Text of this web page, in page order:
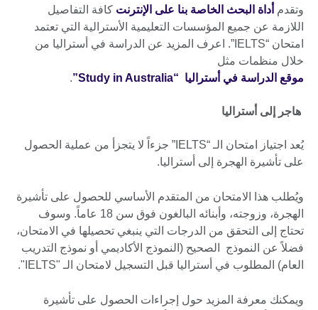
وتقدم أداة البحث الخاصة بنا على الإنترنت كافة التفاصيل
اللازمة عن جميع المؤسسات التعليمية الأسترالية التي تعتمد
امتحان “IELTS”. اعرف المزيد عن الدراسة في أستراليا من
خلال منظمات مثل
موقع الدراسة في أستراليا “Study in Australia”
.
هاجر إلى أستراليا
يُعد اجتياز امتحان الـ “IELTS” جزءاً لا يتجزأ من عملية الحصول
على تأشيرة الهجرة إلى أستراليا.
ويُطلب هذا الامتحان من المتقدم الأساسي للحصول على تأشيرة
الهجرة، وزوجته، وأبنائه البالغون فوق سن 18 عاماً. وسوف
تحتاج إلى التحقق من الدرجات التي ينبغي تحصيلها في الامتحان،
فضلاً عن النموذج الصحيح (النموذج الأكاديمي أو نموذج التدريب
العام) المطلوب في أستراليا قبل التسجيل لامتحان الـ "IELTS".
ويمكنك معرفة المزيد حول إجراءات الحصول على تأشيرة